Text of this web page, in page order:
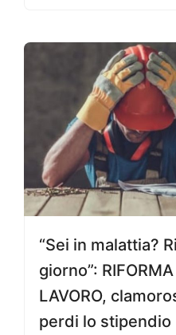
“Sei in malattia?
giorno”:
LAVORO,
perdi lo stipendio